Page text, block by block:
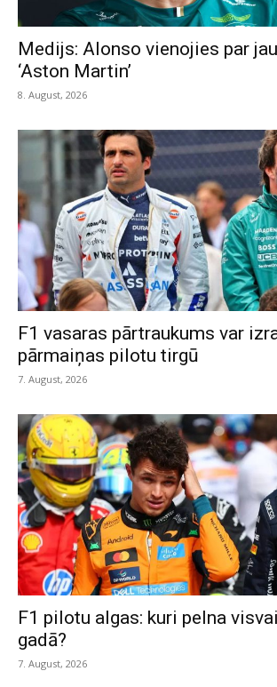
Medijs: Alonso vienojies par
‘Aston Martin’
8. August, 2026
F1 vasaras pārtraukums var
pārmaiņas pilotu tirgū
7. August, 2026
F1 pilotu algas: kuri pelna
gadā?
7. August, 2026